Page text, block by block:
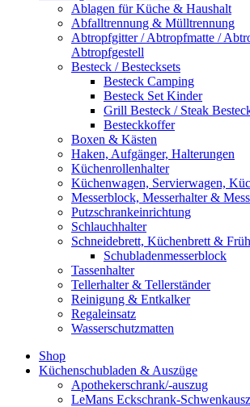
Ablagen für Küche & Haushalt
Abfalltrennung & Mülltrennung
Abtropfgitter / Abtropfmatte /
Abtropfgestell
Besteck / Bestecksets
Besteck Camping
Besteck Set Kinder
Grill Besteck / Steak
Besteckkoffer
Boxen & Kästen
Haken, Aufgänger, Halterungen
Küchenrollenhalter
Küchenwagen, Servierwagen,
Messerblock, Messerhalter &
Putzschrankeinrichtung
Schlauchhalter
Schneidebrett, Küchenbrett &
Schubladenmesserblock
Tassenhalter
Tellerhalter & Tellerständer
Reinigung & Entkalker
Regaleinsatz
Wasserschutzmatten
Shop
Küchenschubladen & Auszüge
Apothekerschrank/-auszug
LeMans Eckschrank-